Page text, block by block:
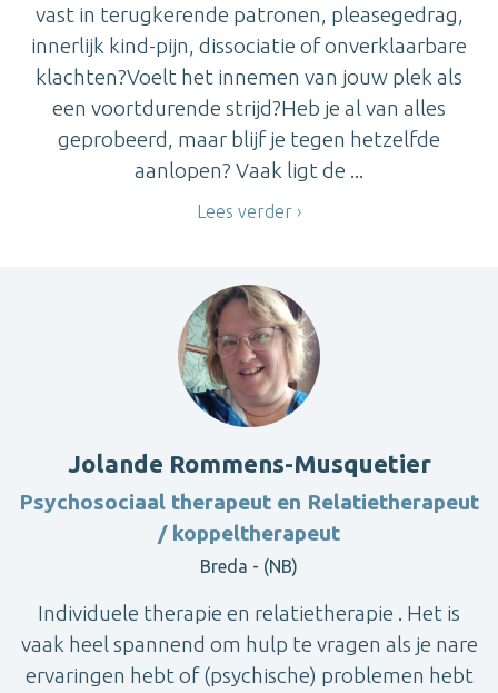
vast in terugkerende patronen, pleasegedrag,
innerlijk kind-pijn, dissociatie of onverklaarbare
klachten?Voelt het innemen van jouw plek als
een voortdurende strijd?Heb je al van alles
geprobeerd, maar blijf je tegen hetzelfde
aanlopen? Vaak ligt de ...
Lees verder
Jolande Rommens-Musquetier
Psychosociaal therapeut en Relatietherapeut
/ koppeltherapeut
Breda - (NB)
Individuele therapie en relatietherapie . Het is
vaak heel spannend om hulp te vragen als je nare
ervaringen hebt of (psychische) problemen hebt